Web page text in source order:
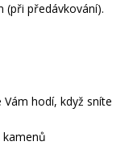
(při předávkování).
hodí, když sníte
kamenů